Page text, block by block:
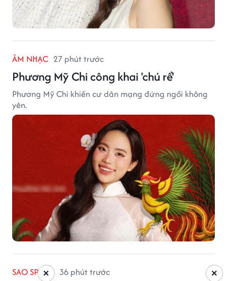
ÂM NHẠC 27 phút trước
Phương Mỹ Chi công khai 'chú rể'
Phương Mỹ Chi khiến cư dân mạng đứng ngồi không
yên.
SAO SPORT 36 phút trước ×
×